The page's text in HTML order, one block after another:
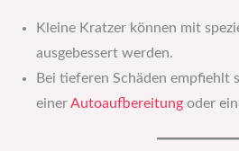
Kleine Kratzer können mit
ausgebessert werden.
Bei tieferen Schäden empfiehlt
einer Autoaufbereitung oder